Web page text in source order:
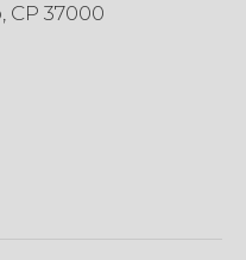
CP 37000